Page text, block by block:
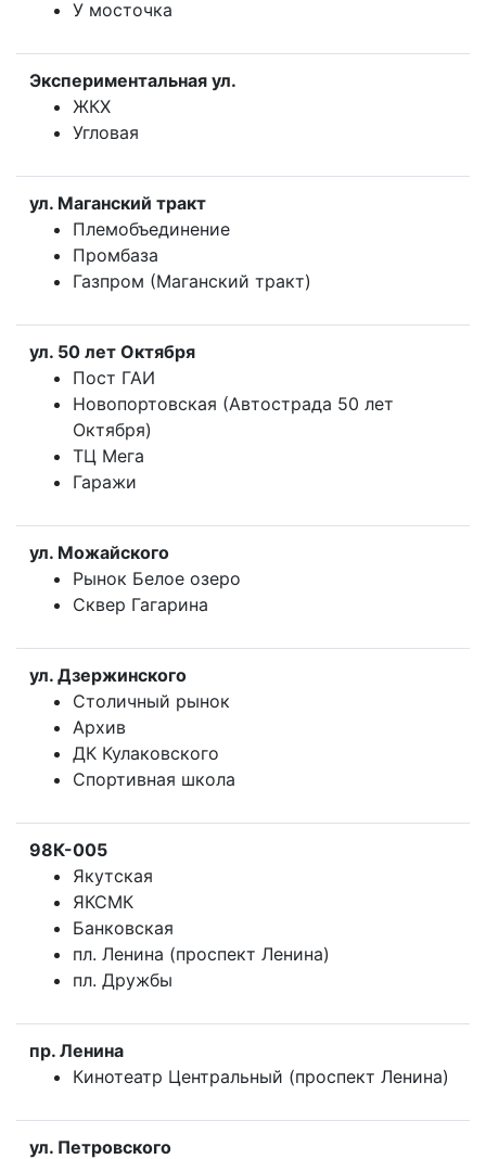
У мосточка
Экспериментальная ул.
ЖКХ
Угловая
ул. Маганский тракт
Племобъединение
Промбаза
Газпром (Маганский тракт)
ул. 50 лет Октября
Пост ГАИ
Новопортовская (Автострада 50 лет
Октября)
ТЦ Мега
Гаражи
ул. Можайского
Рынок Белое озеро
Сквер Гагарина
ул. Дзержинского
Столичный рынок
Архив
ДК Кулаковского
Спортивная школа
98К-005
Якутская
ЯКСМК
Банковская
пл. Ленина (проспект Ленина)
пл. Дружбы
пр. Ленина
Кинотеатр Центральный (проспект Ленина)
ул. Петровского